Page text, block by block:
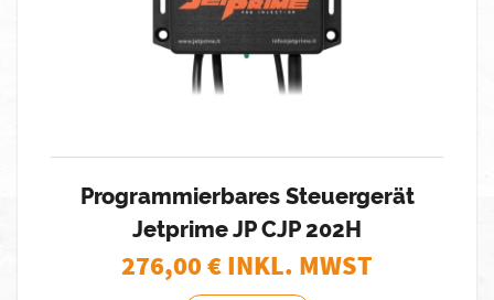
Programmierbares Steuergerät
Jetprime JP CJP 202H
276,00€ INKL. MWST